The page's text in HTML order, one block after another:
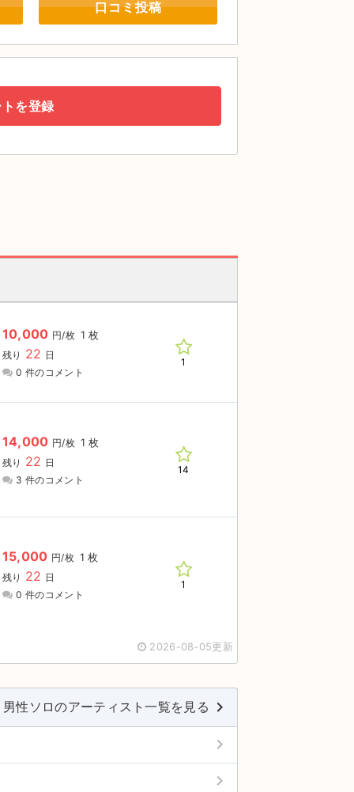
口コミ投稿
を登録
10,000 円/枚 1 枚
残り 22 日
0 件のコメント
1
14,000 円/枚 1 枚
残り 22 日
3 件のコメント
14
15,000 円/枚 1 枚
残り 22 日
0 件のコメント
1
2026-08-05更新
男性ソロのアーティスト一覧を見る keyboard_arrow_right
keyboard_arrow_right
keyboard_arrow_right